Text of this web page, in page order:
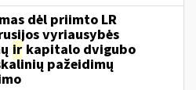
dėl priimto LR
vyriausybės
ir kapitalo dvigubo
pažeidimų